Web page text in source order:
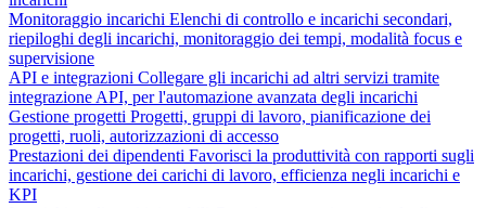
Monitoraggio incarichi Elenchi di controllo e incarichi secondari,
riepiloghi degli incarichi, monitoraggio dei tempi, modalità focus e
supervisione
API e integrazioni Collegare gli incarichi ad altri servizi tramite
integrazione API, per l'automazione avanzata degli incarichi
Gestione progetti Progetti, gruppi di lavoro, pianificazione dei
progetti, ruoli, autorizzazioni di accesso
Prestazioni dei dipendenti Favorisci la produttività con rapporti sugli
incarichi, gestione dei carichi di lavoro, efficienza negli incarichi e
KPI